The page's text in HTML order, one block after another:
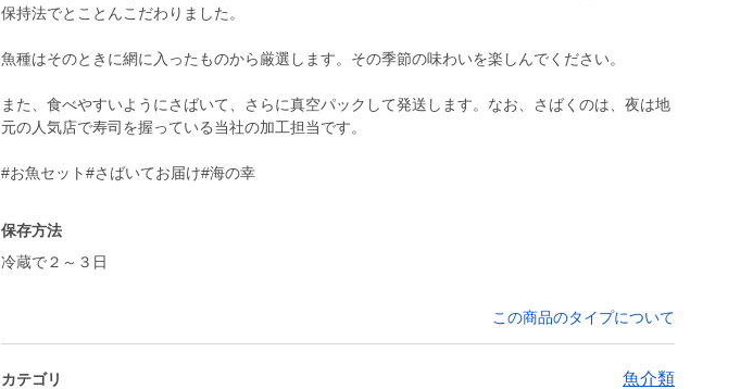
保持法でとことんこだわりました。
魚種はそのときに網に入ったものから厳選します。その季節の味わいを楽しんでください。
また、食べやすいようにさばいて、さらに真空パックして発送します。なお、さばくのは、夜は地
元の人気店で寿司を握っている当社の加工担当です。
#お魚セット#さばいてお届け#海の幸
保存方法
冷蔵で２～３日
この商品のタイプについて
カテゴリ 魚介類